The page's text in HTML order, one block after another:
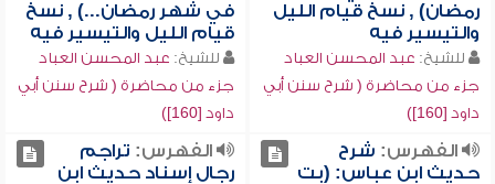
رمضان) , نسخ قيام الليل
والتيسير فيه
للشيخ: عبد المحسن العباد
جزء من محاضرة ( شرح سنن أبي
داود [160])
في شهر رمضان...) , نسخ
قيام الليل والتيسير فيه
للشيخ: عبد المحسن العباد
جزء من محاضرة ( شرح سنن أبي
داود [160])
الفهرس: شرح
حديث ابن عباس: (بت
الفهرس: تراجم
رجال إسناد حديث ابن